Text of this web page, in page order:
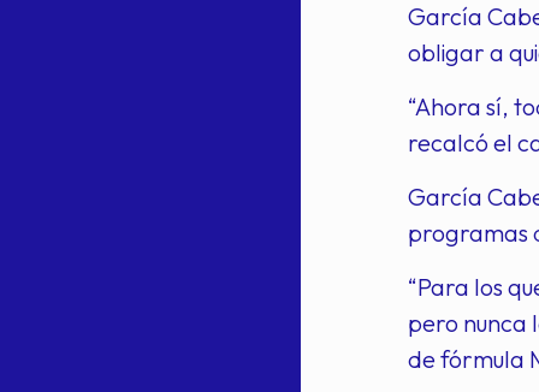
García
obligar a
“Ahora sí,
recalcó el
García
programas
“Para los
pero nunca
de fórmula